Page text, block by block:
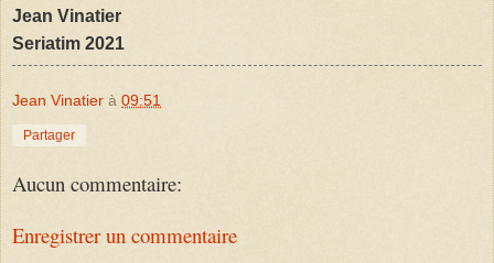
Jean Vinatier
Seriatim 2021
Jean Vinatier à 09:51
Partager
Aucun commentaire:
Enregistrer un commentaire